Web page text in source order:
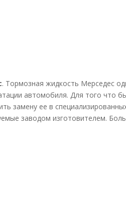
. Тормозная жидкость Мерседес
автомобиля. Для того что
замену ее в
заводом изготовителем.